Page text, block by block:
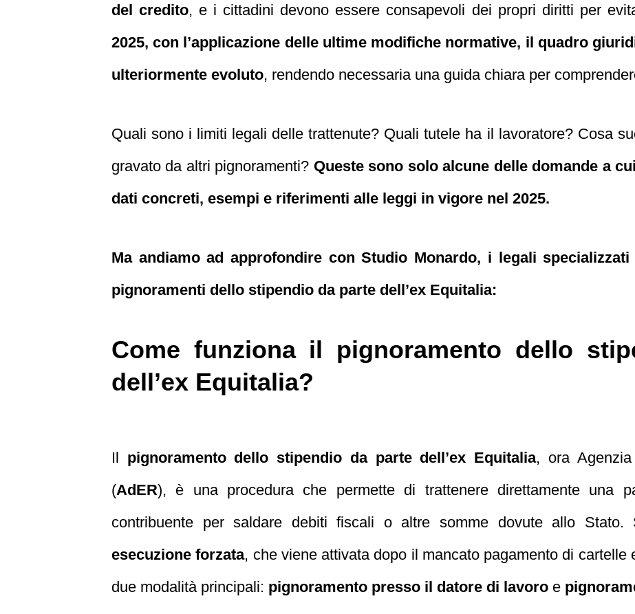
del credito, e i cittadini devono essere consapevoli dei propri diritti per
2025, con l’applicazione delle ultime modifiche normative, il quadro
ulteriormente evoluto, rendendo necessaria una guida chiara per
Quali sono i limiti legali delle trattenute? Quali tutele ha il lavoratore? Cosa
gravato da altri pignoramenti? Queste sono solo alcune delle domande a
dati concreti, esempi e riferimenti alle leggi in vigore nel 2025.
Ma andiamo ad approfondire con Studio Monardo, i legali
pignoramenti dello stipendio da parte dell’ex Equitalia:
Come funziona il pignoramento dello
dell’ex Equitalia?
Il pignoramento dello stipendio da parte dell’ex Equitalia, ora Agenzia
(AdER), è una procedura che permette di trattenere direttamente una
contribuente per saldare debiti fiscali o altre somme dovute allo
esecuzione forzata, che viene attivata dopo il mancato pagamento di cartelle
due modalità principali: pignoramento presso il datore di lavoro e